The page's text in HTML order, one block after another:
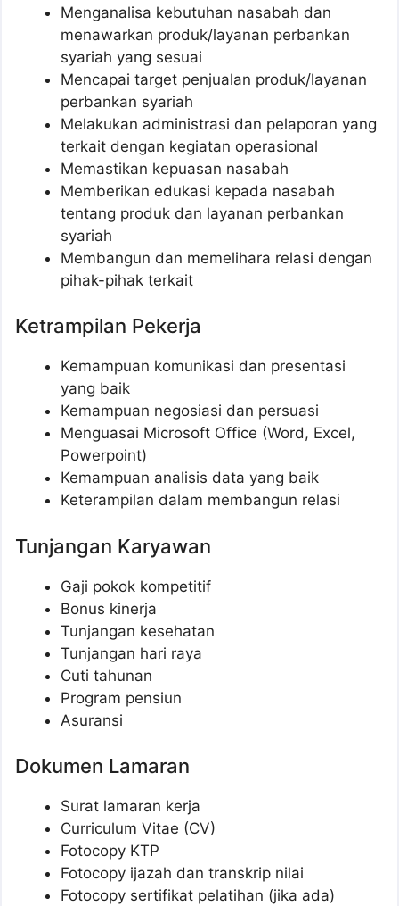
Menganalisa kebutuhan nasabah dan
menawarkan produk/layanan perbankan
syariah yang sesuai
Mencapai target penjualan produk/layanan
perbankan syariah
Melakukan administrasi dan pelaporan yang
terkait dengan kegiatan operasional
Memastikan kepuasan nasabah
Memberikan edukasi kepada nasabah
tentang produk dan layanan perbankan
syariah
Membangun dan memelihara relasi dengan
pihak-pihak terkait
Ketrampilan Pekerja
Kemampuan komunikasi dan presentasi
yang baik
Kemampuan negosiasi dan persuasi
Menguasai Microsoft Office (Word, Excel,
Powerpoint)
Kemampuan analisis data yang baik
Keterampilan dalam membangun relasi
Tunjangan Karyawan
Gaji pokok kompetitif
Bonus kinerja
Tunjangan kesehatan
Tunjangan hari raya
Cuti tahunan
Program pensiun
Asuransi
Dokumen Lamaran
Surat lamaran kerja
Curriculum Vitae (CV)
Fotocopy KTP
Fotocopy ijazah dan transkrip nilai
Fotocopy sertifikat pelatihan (jika ada)